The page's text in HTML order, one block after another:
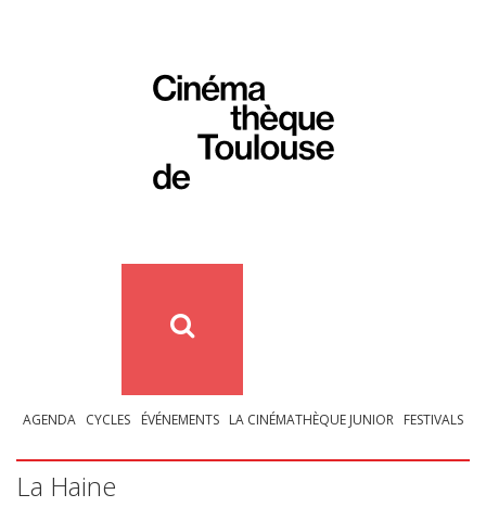
AGENDA CYCLES ÉVÉNEMENTS LA CINÉMATHÈQUE JUNIOR FESTIVALS
La Haine